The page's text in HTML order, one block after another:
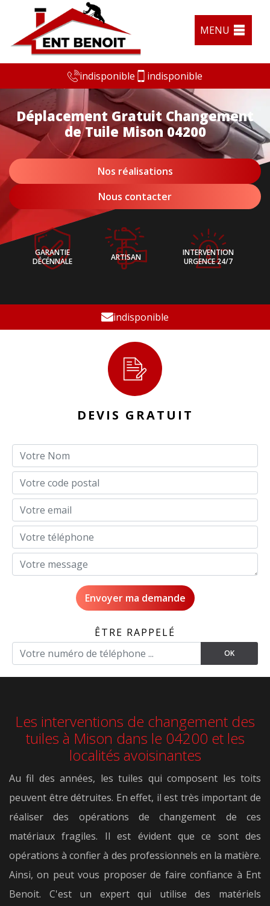
MENU
indisponible indisponible
Déplacement Gratuit Changement
de Tuile Mison 04200
Nos réalisations
Nous contacter
GARANTIE
DÉCÉNNALE
ARTISAN
INTERVENTION
URGENCE 24/7
indisponible
DEVIS GRATUIT
ÊTRE RAPPELÉ
Les interventions de changement des
tuiles à Mison dans le 04200 et les
localités avoisinantes
Au fil des années, les tuiles qui composent les toits
peuvent être détruites. En effet, il est très important de
réaliser des opérations de changement de ces
matériaux fragiles. Il est évident que ce sont des
opérations à confier à des professionnels en la matière.
Ainsi, on peut vous proposer de faire confiance à Ent
Benoit. C'est un expert qui utilise des matériels